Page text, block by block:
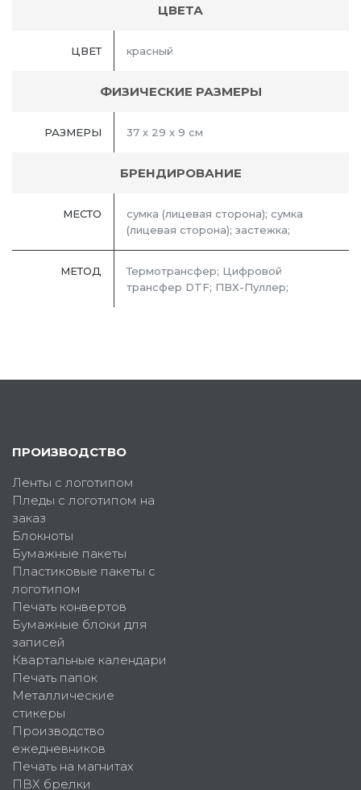
ЦВЕТА
ЦВЕТ красный
ФИЗИЧЕСКИЕ РАЗМЕРЫ
РАЗМЕРЫ 37 х 29 x 9 см
БРЕНДИРОВАНИЕ
МЕСТО
сумка (лицевая сторона); сумка
(лицевая сторона); застежка;
МЕТОД
Термотрансфер; Цифровой
трансфер DTF; ПВХ-Пуллер;
ПРОИЗВОДСТВО
Ленты с логотипом
Пледы с логотипом на
заказ
Блокноты
Бумажные пакеты
Пластиковые пакеты с
логотипом
Печать конвертов
Бумажные блоки для
записей
Квартальные календари
Печать папок
Металлические
стикеры
Производство
ежедневников
Печать на магнитах
ПВХ брелки